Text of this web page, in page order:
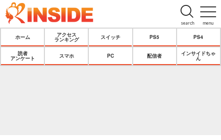
menu
search
ホーム
アクセス
ランキング
スイッチ PS5 PS4
読者
アンケート
スマホ PC 配信者
インサイドちゃ
ん